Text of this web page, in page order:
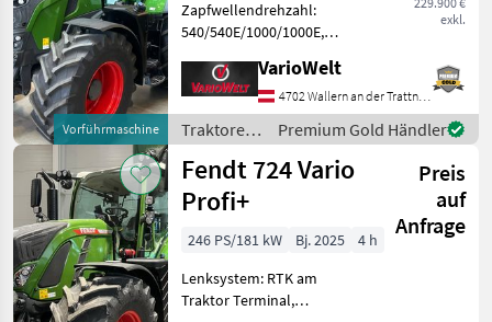
Vorführmaschine
exkl.
Zapfwellendrehzahl:
540/540E/1000/1000E,
Anhängevorrichtung (mm):
38mm, Aufladung:
Turbolader mit
Ladeluftkühlung,
Höchstgeschwindigkeit in
km/h: 50 km/h, Ge
VarioWelt
4702 Wallern an der Trattnach
Traktoren
/ Fendt
Premium Gold Händler
Fendt 724 Vario
Profi+
Preis
auf
Anfrage
246 PS/181 kW Bj. 2025
4 h
Lenksystem: RTK am
Traktor Terminal,